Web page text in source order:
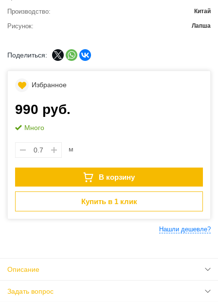
Производство Китай
Рисунок Лапша
Поделиться:
Избранное
990 руб.
Много
м
В корзину
Купить в 1 клик
Нашли дешевле?
Описание
Задать вопрос